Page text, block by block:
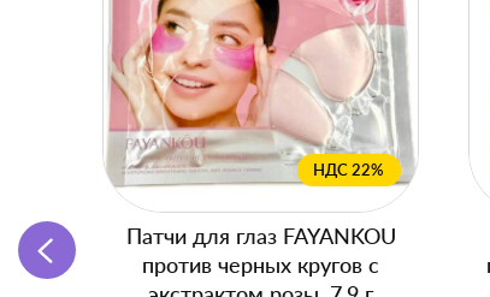
НДС 22%
Патчи для глаз FAYANKOU
против черных кругов с